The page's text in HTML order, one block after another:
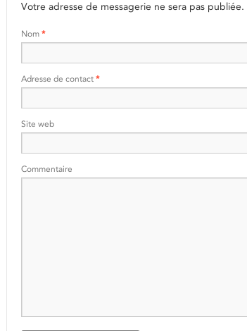
Votre adresse de messagerie ne sera pas publiée.
Nom *
Adresse de contact *
Site web
Commentaire